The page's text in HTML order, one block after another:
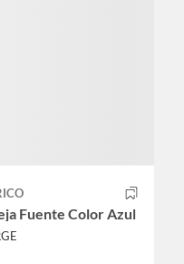
Fuente Color Azul